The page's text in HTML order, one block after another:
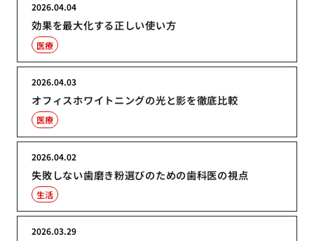
効果を最大化する正しい使い方
2026.04.04
医療
オフィスホワイトニングの光と影を徹底比較
2026.04.03
医療
失敗しない歯磨き粉選びのための歯科医の視点
2026.04.02
生活
2026.03.29